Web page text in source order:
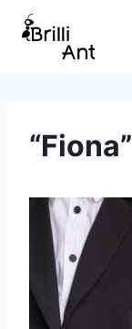
Перейти
“Fiona”